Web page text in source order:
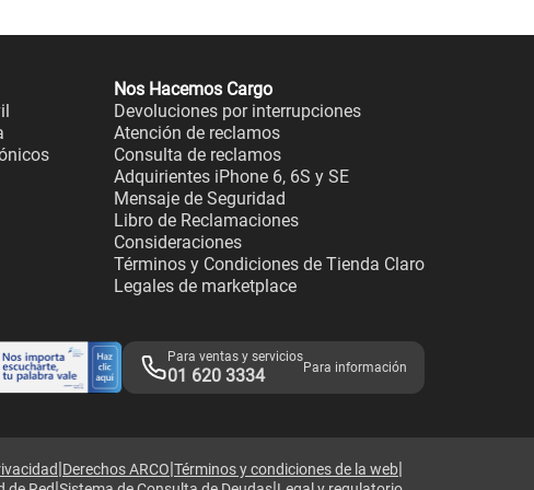
Nos Hacemos Cargo
Devoluciones por interrupciones
Atención de reclamos
Consulta de reclamos
Adquirientes iPhone 6, 6S y SE
Mensaje de Seguridad
Libro de Reclamaciones
Consideraciones
Términos y Condiciones de Tienda Claro
Legales de marketplace
Para ventas y servicios
01 620 3334 Para información
|Derechos ARCO|Términos y condiciones de la web|